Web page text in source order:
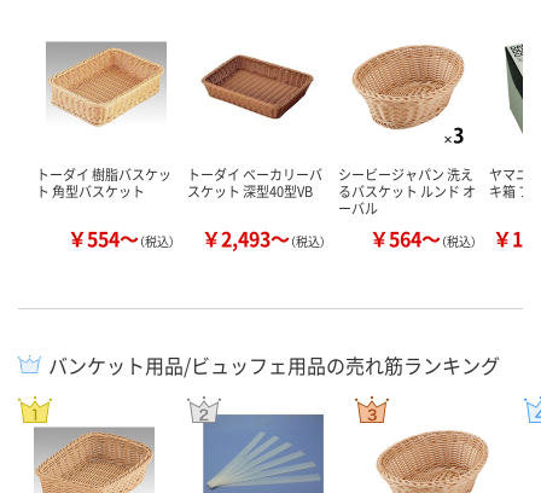
トーダイ 樹脂バスケッ
ト 角型バスケット
￥554～（税込）
トーダイ ベーカリーバ
スケット 深型40型VB
￥2,493～（税込）
シービージャパン 洗え
るバスケット ルンド オ
ーバル
￥564～（税込）
ヤマニ
キ箱 フ
￥
バンケット用品/ビュッフェ用品の売れ筋ランキング